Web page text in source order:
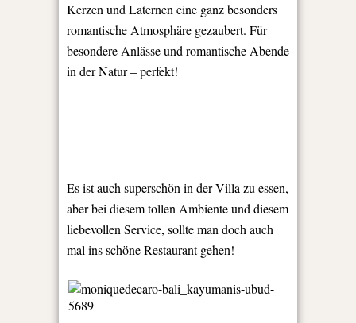
Kerzen und Laternen eine ganz besonders
romantische Atmosphäre gezaubert. Für
besondere Anlässe und romantische Abende
in der Natur – perfekt!
Es ist auch superschön in der Villa zu essen,
aber bei diesem tollen Ambiente und diesem
liebevollen Service, sollte man doch auch
mal ins schöne Restaurant gehen!